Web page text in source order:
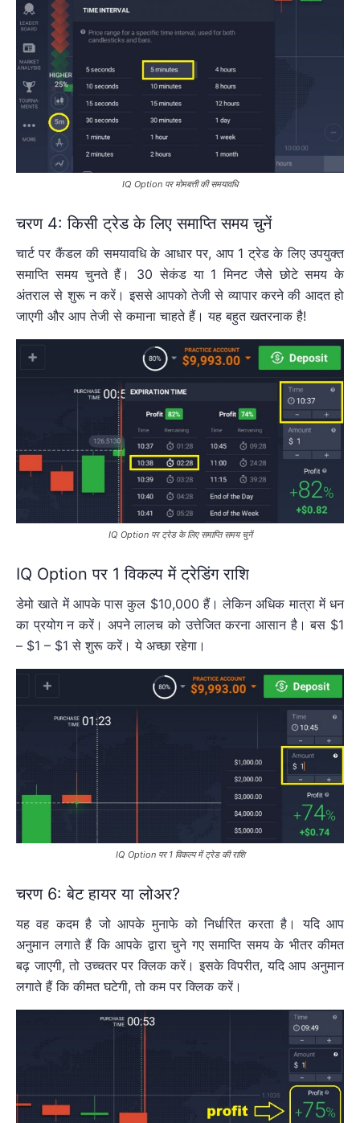
IQ Option पर मोमबत्ती की समयावधि
चरण 4: किसी ट्रेड के लिए समाप्ति समय चुनें
चार्ट पर कैंडल की समयावधि के आधार पर, आप 1 ट्रेड के लिए उपयुक्त
समाप्ति समय चुनते हैं। 30 सेकंड या 1 मिनट जैसे छोटे समय के
अंतराल से शुरू न करें। इससे आपको तेजी से व्यापार करने की आदत हो
जाएगी और आप तेजी से कमाना चाहते हैं। यह बहुत खतरनाक है!
IQ Option पर ट्रेड के लिए समाप्ति समय चुनें
IQ Option पर 1 विकल्प में ट्रेडिंग राशि
डेमो खाते में आपके पास कुल $10,000 हैं। लेकिन अधिक मात्रा में धन
का प्रयोग न करें। अपने लालच को उत्तेजित करना आसान है। बस $1
– $1 – $1 से शुरू करें। ये अच्छा रहेगा।
IQ Option पर 1 विकल्प में ट्रेड की राशि
चरण 6: बेट हायर या लोअर?
यह वह कदम है जो आपके मुनाफे को निर्धारित करता है। यदि आप
अनुमान लगाते हैं कि आपके द्वारा चुने गए समाप्ति समय के भीतर कीमत
बढ़ जाएगी, तो उच्चतर पर क्लिक करें। इसके विपरीत, यदि आप अनुमान
लगाते हैं कि कीमत घटेगी, तो कम पर क्लिक करें।